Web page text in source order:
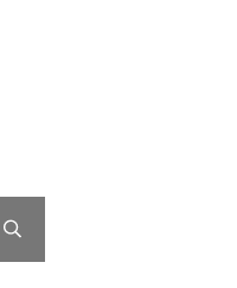
Submit search